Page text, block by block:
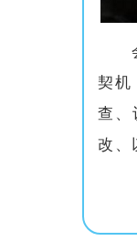
契机
查、
改、